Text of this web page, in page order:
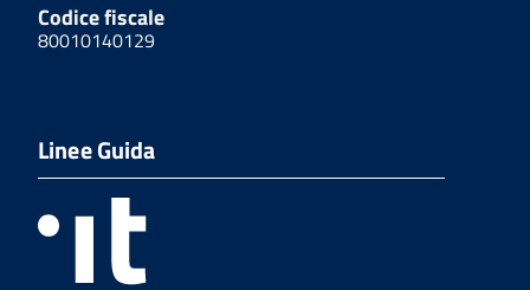
Codice fiscale
80010140129
Linee Guida